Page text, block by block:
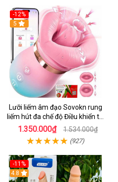
-12%
5
Lưỡi liếm âm đạo Sovokn rung
liếm hút đa chế độ Điều khiển từ
xa qua app
1.350.000₫ 1.534.000₫
(927)
-11%
4.8